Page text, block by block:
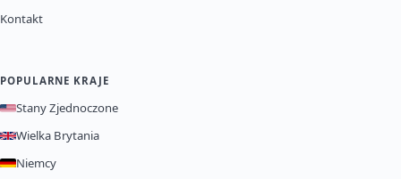
Kontakt
POPULARNE KRAJE
Stany Zjednoczone
Wielka Brytania
Niemcy